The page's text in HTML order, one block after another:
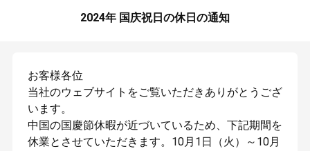
2024年 国庆祝日の休日の通知
お客様各位
当社のウェブサイトをご覧いただきありがとうござ
います。
中国の国慶節休暇が近づいているため、下記期間を
休業とさせていただきます。 10月1日（火）～10月